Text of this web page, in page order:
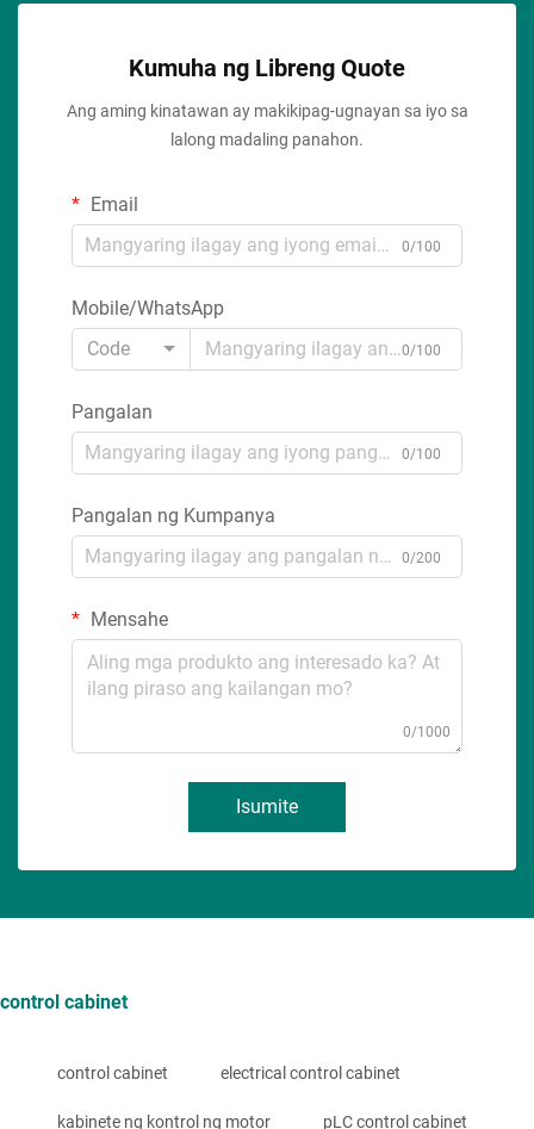
Kumuha ng Libreng Quote
Ang aming kinatawan ay makikipag-ugnayan sa iyo sa
lalong madaling panahon.
Email
0/100
Mobile/WhatsApp
Code
0/100
Pangalan
0/100
Pangalan ng Kumpanya
0/200
Mensahe
0/1000
Isumite
control cabinet
control cabinet electrical control cabinet
kabinete ng kontrol ng motor pLC control cabinet